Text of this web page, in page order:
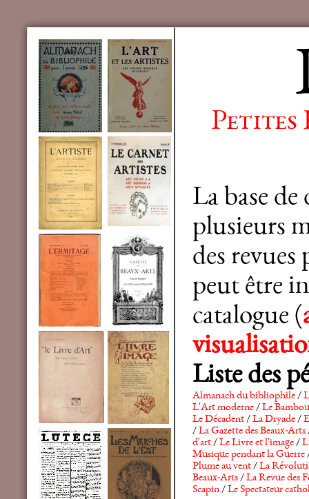
Petites
La base
plusieurs
des revues
peut être
catalogue (
Liste des
Almanach du bibliophile/
L'Art moderne/Le Bambou
Le Décadent/La Dryade/
/La Gazette des Beaux-Arts
d'art/Le Livre et l'image/
Musique pendant la Guerre
Plume au vent/La
Beaux-Arts/La Revue des
Scapin/Le Spectateur